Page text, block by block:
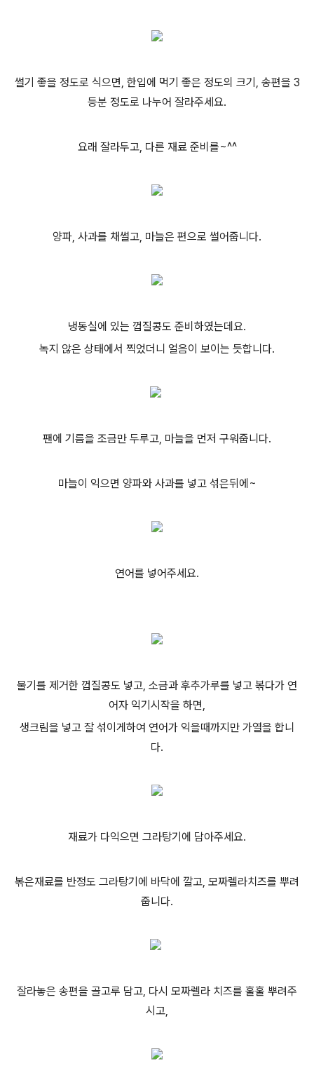
썰기 좋을 정도로 식으면, 한입에 먹기 좋은 정도의 크기, 송편을 3
등분 정도로 나누어 잘라주세요.
요래 잘라두고, 다른 재료 준비를~^^
양파, 사과를 채썰고, 마늘은 편으로 썰어줍니다.
냉동실에 있는 껍질콩도 준비하였는데요.
녹지 않은 상태에서 찍었더니 얼음이 보이는 듯합니다.
팬에 기름을 조금만 두루고, 마늘을 먼저 구워줍니다.
마늘이 익으면 양파와 사과를 넣고 섞은뒤에~
연어를 넣어주세요.
물기를 제거한 껍질콩도 넣고, 소금과 후추가루를 넣고 볶다가 연
어자 익기시작을 하면,
생크림을 넣고 잘 섞이게하여 연어가 익을때까지만 가열을 합니
다.
재료가 다익으면 그라탕기에 담아주세요.
볶은재료를 반정도 그라탕기에 바닥에 깔고, 모짜렐라치즈를 뿌려
줍니다.
잘라놓은 송편을 골고루 담고, 다시 모짜렐라 치즈를 훌훌 뿌려주
시고,